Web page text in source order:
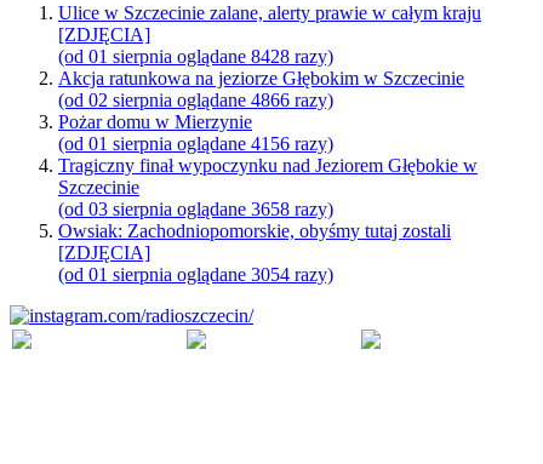
Ulice w Szczecinie zalane, alerty prawie w całym kraju
[ZDJĘCIA]
(od 01 sierpnia oglądane 8428 razy)
Akcja ratunkowa na jeziorze Głębokim w Szczecinie
(od 02 sierpnia oglądane 4866 razy)
Pożar domu w Mierzynie
(od 01 sierpnia oglądane 4156 razy)
Tragiczny finał wypoczynku nad Jeziorem Głębokie w
Szczecinie
(od 03 sierpnia oglądane 3658 razy)
Owsiak: Zachodniopomorskie, obyśmy tutaj zostali
[ZDJĘCIA]
(od 01 sierpnia oglądane 3054 razy)